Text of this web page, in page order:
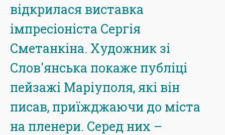
відкрилася виставка
імпресіоніста Сергія
Сметанкіна. Художник зі
Слов'янська покаже публіці
пейзажі Маріуполя, які він
писав, приїжджаючи до міста
на пленери. Серед них –